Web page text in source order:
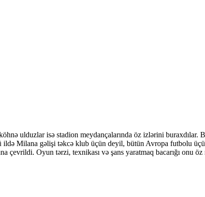
ulduzlar isə stadion meydançalarında öz izlərini buraxdılar.
Milana gəlişi təkcə klub üçün deyil, bütün Avropa futbolu
Oyun tərzi, texnikası və şans yaratmaq bacarığı onu